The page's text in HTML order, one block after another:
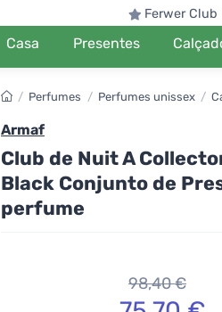
Ferwer Club
Casa Presentes
/ Perfumes / Perfumes unissex /
Armaf
Club de Nuit A
Black Conjunto de
perfume
98,40€